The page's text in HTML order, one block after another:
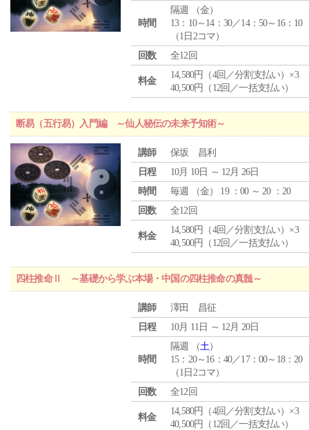
時間
隔週 （金）
13：10～14：30／14：50～16：10
（1日2コマ）
回数
全12回
料金
14,580円（4回／分割支払い）×3
40,500円（12回／一括支払い）
断易（五行易）入門編 ～仙人秘伝の未来予知術～
講師
保坂 昌利
日程
10月 10日 ～ 12月 26日
時間
毎週 （金） 19 ：00 ～ 20 ：20
回数
全12回
料金
14,580円（4回／分割支払い）×3
40,500円（12回／一括支払い）
四柱推命Ⅱ ～基礎から学ぶ本場・中国の四柱推命の真髄～
講師
澤田 昌征
日程
10月 11日 ～ 12月 20日
時間
隔週 （土）
15：20～16：40／17：00～18：20
（1日2コマ）
回数
全12回
料金
14,580円（4回／分割支払い）×3
40,500円（12回／一括支払い）